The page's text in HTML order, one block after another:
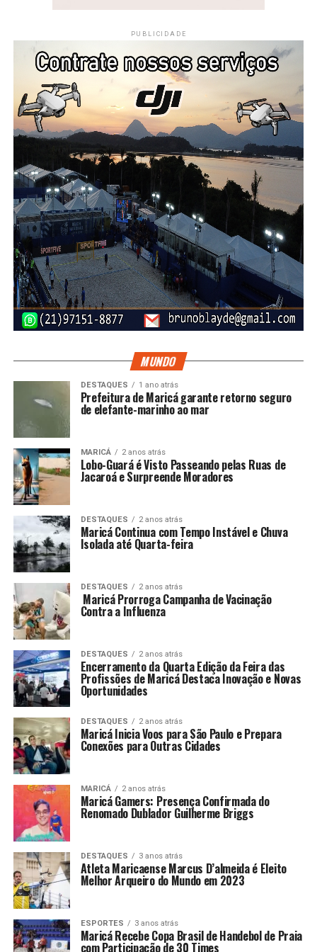
PUBLICIDADE
A roupa utilizada pelo estudante em substituição ao
uniforme deverá manter opadrão geral estabelecido
pela escola em relação ao comprimento e ao estilo
, como camisa e bermuda.
Dessa forma, a proposta busca conciliar a necessidade de
conforto sensorial do aluno com as regras gerais de
apresentação adotadas pela unidade de ensino.
Proteção contra constrangimento e
discriminação
Outro ponto importante da nova legislação é a garantia de
que o estudante não seja constrangido por utilizar uma
A escola deverá assegurar o acesso à educação e a
participação nas atividades escolares sem qualquer
prejuízo pedagógico decorrente da adaptação.
A medida também estabelece uma perspectiva de
proteção contra situações de discriminação e bullying
relacionadas à condição do estudante ou à utilização da
vestimenta alternativa.
PUBLICIDADE
Projeto foi apresentado por Robson
Dutra em 2025
A iniciativa começou a tramitar na Câmara Municipal de
Maricá por meio doProjeto de Lei nº 191/2025, de
autoria do vereadorRobson Dutra
A proposta foi apresentada em julho de 2025 e
posteriormente aprovada pelo Legislativo municipal. Com
a sanção do Executivo, a medida passou a integrar
oficialmente a legislação de Maricá.
Na justificativa, o vereador destacou a necessidade de
considerar as particularidades sensoriais de estudantes
neurodivergentes e criar condições para que essas
características não se transformem em barreiras dentro
do ambiente escolar.
Inclusão além da obrigatoriedade
do uniforme
PUBLICIDADE
MUNDO
DESTAQUES 1 ano atrás
Prefeitura de Maricá garante retorno seguro
de elefante-marinho ao mar
MARICÁ 2 anos atrás
Lobo-Guará é Visto Passeando pelas Ruas de
Jacaroá e Surpreende Moradores
DESTAQUES 2 anos atrás
Maricá Continua com Tempo Instável e Chuva
Isolada até Quarta-feira
DESTAQUES 2 anos atrás
Maricá Prorroga Campanha de Vacinação
Contra a Influenza
DESTAQUES 2 anos atrás
Encerramento da Quarta Edição da Feira das
Profissões de Maricá Destaca Inovação e Novas
Oportunidades
DESTAQUES 2 anos atrás
Maricá Inicia Voos para São Paulo e Prepara
Conexões para Outras Cidades
MARICÁ 2 anos atrás
Maricá Gamers: Presença Confirmada do
Renomado Dublador Guilherme Briggs
DESTAQUES 3 anos atrás
Atleta Maricaense Marcus D’almeida é Eleito
Melhor Arqueiro do Mundo em 2023
ESPORTES 3 anos atrás
Maricá Recebe Copa Brasil de Handebol de Praia
com Participação de 30 Times